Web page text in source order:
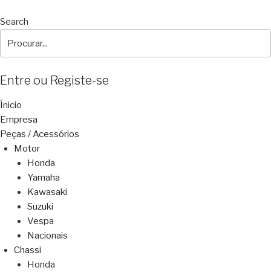
Search
Entre ou Registe-se
Ínicio
Empresa
Peças / Acessórios
Motor
Honda
Yamaha
Kawasaki
Suzuki
Vespa
Nacionais
Chassi
Honda